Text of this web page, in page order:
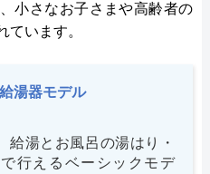
小さなお子さまや高齢者の
ています。
湯器モデル
給湯とお風呂の湯はり・
行えるベーシックモデ